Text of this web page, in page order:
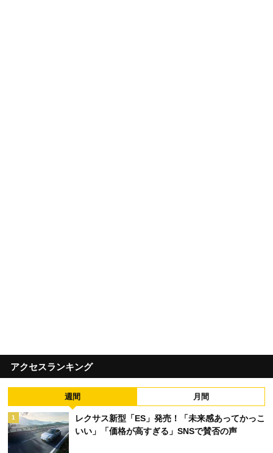
アクセスランキング
週間 月間
1
レクサス新型「ES」発売！「未来感あってかっこ
いい」「価格が高すぎる」SNSで賛否の声